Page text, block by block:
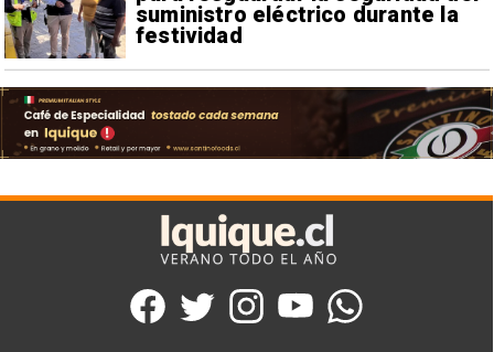
suministro eléctrico durante la
festividad